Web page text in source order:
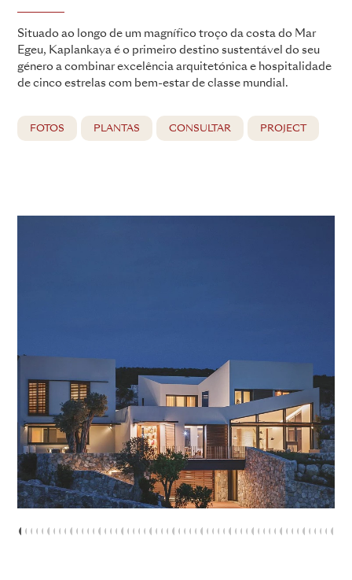
Situado ao longo de um magnífico troço da costa do Mar
Egeu, Kaplankaya é o primeiro destino sustentável do seu
género a combinar excelência arquitetónica e hospitalidade
de cinco estrelas com bem-estar de classe mundial.
FOTOS PLANTAS CONSULTAR PROJECT
123 4 5 678 9 10
1112131415
16171819
2021222324
2526272829
30313233
343536
3738
3940
4142
4344
45464748